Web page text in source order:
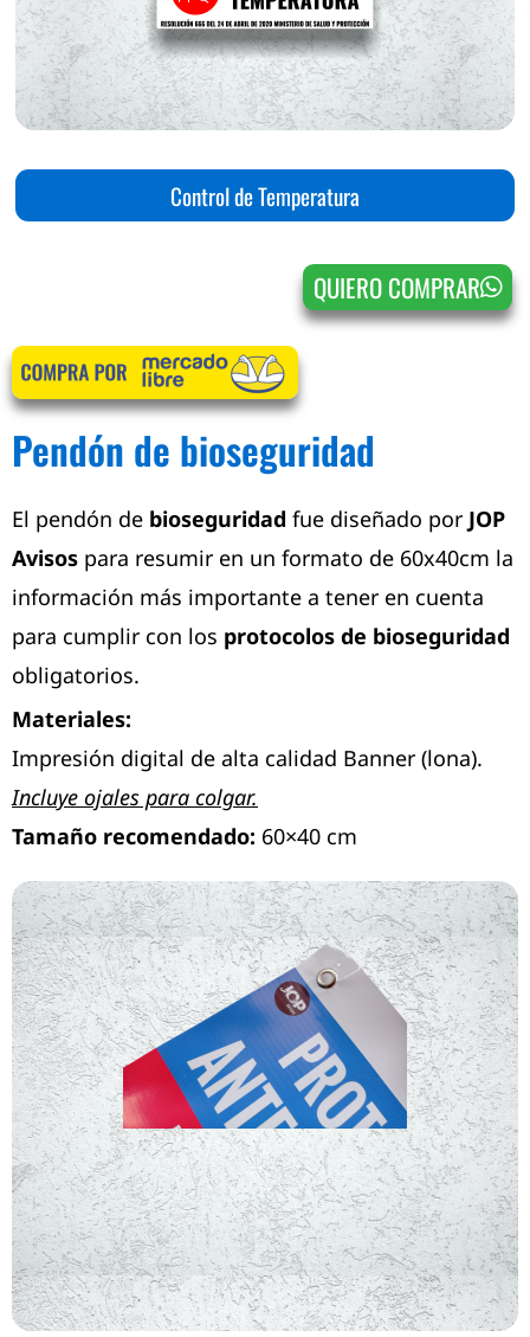
Control de Temperatura
QUIERO COMPRAR
Pendón de bioseguridad
El pendón de bioseguridad fue diseñado por JOP
Avisos para resumir en un formato de 60x40cm la
información más importante a tener en cuenta
para cumplir con los protocolos de bioseguridad
obligatorios.
Materiales:
Impresión digital de alta calidad Banner (lona).
Incluye ojales para colgar.
Tamaño recomendado: 60×40 cm